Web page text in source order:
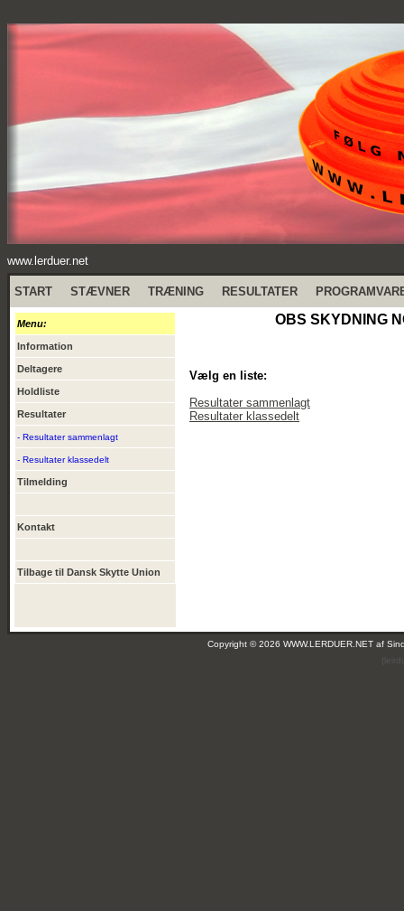
www.lerduer.net
START STÆVNER TRÆNING RESULTATER
Menu:
Information
Deltagere
Holdliste
Resultater
- Resultater sammenlagt
- Resultater klassedelt
Tilmelding
Kontakt
Tilbage til Dansk Skytte Union
OBS SKYDNING
Vælg en liste:
Resultater sammenlagt
Resultater klassedelt
Copyright © 2026 WWW.LERDUER.NET af